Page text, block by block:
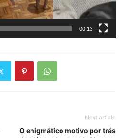
00:13
Next article
O enigmático motivo por trás